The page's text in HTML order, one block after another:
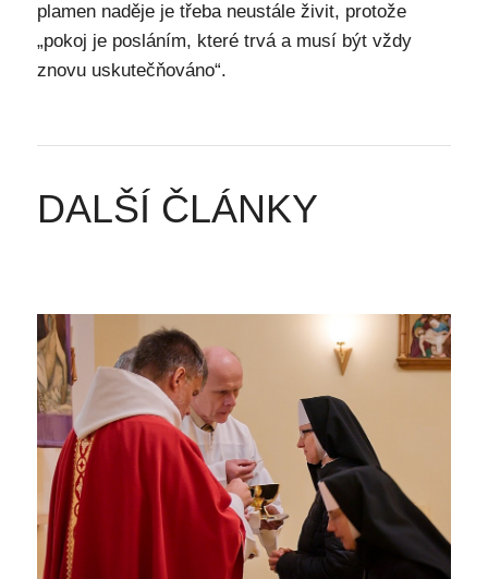
plamen naděje je třeba neustále živit, protože
„pokoj je posláním, které trvá a musí být vždy
znovu uskutečňováno“.
DALŠÍ ČLÁNKY